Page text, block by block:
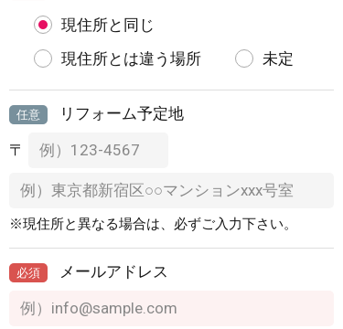
現住所と同じ
現住所とは違う場所
未定
任意
リフォーム予定地
〒
※現住所と異なる場合は、必ずご入力下さい。
必須 メールアドレス